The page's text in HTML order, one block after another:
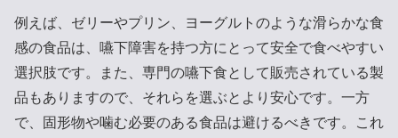
例えば、ゼリーやプリン、ヨーグルトのような滑らかな食
感の食品は、嚥下障害を持つ方にとって安全で食べやすい
選択肢です。また、専門の嚥下食として販売されている製
品もありますので、それらを選ぶとより安心です。一方
で、固形物や噛む必要のある食品は避けるべきです。これ